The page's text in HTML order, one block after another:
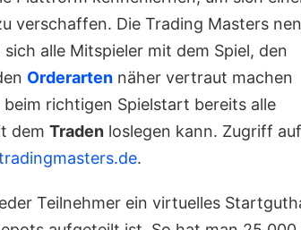
verschaffen. Die Trading Masters
sich alle Mitspieler mit dem Spiel, den
Orderarten näher vertraut machen
richtigen Spielstart bereits alle
dem Traden loslegen kann. Zugriff
.
Teilnehmer ein virtuelles